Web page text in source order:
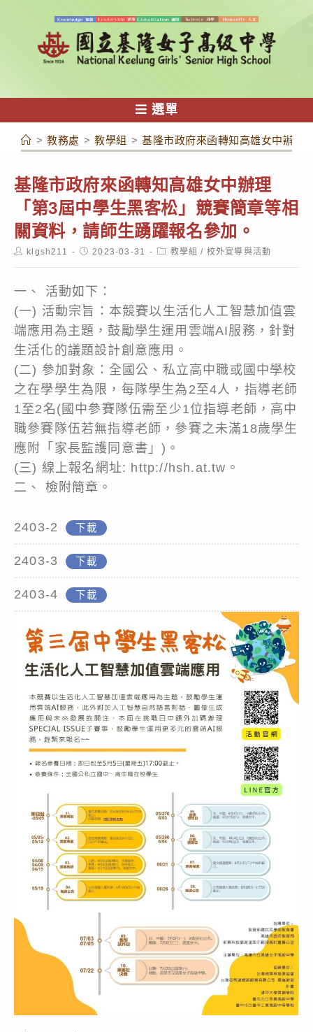
容
選單
> 教務處 > 教學組 > 基隆市政府來函轉知高雄女中辦理
基隆市政府來函轉知高雄女中辦理
「第3屆中學生黑客松」競賽簡章等相
關資料，請師生踴躍報名參加。
Postklgsh211
Post2023-03-31
Post教學組 / 校外宣導與活動
一、 活動如下：
(一) 活動宗旨：本競賽以生活化人工智慧加值雲
端應用為主題，鼓勵學生運用雲端AI服務，針對
生活化的議題設計創意應用。
(二) 參加對象：全國公、私立高中職或國中學校
之在學學生為限，每隊學生為2至4人，指導老師
1至2名(國中參賽隊伍需至少1位指導老師，高中
職參賽隊伍若無指導老師，參賽之未滿18歲學生
應附「家長監護同意書」)。
(三) 線上報名網址: http://hsh.at.tw。
二、 檢附簡章。
2403-2 下載
2403-3 下載
2403-4 下載